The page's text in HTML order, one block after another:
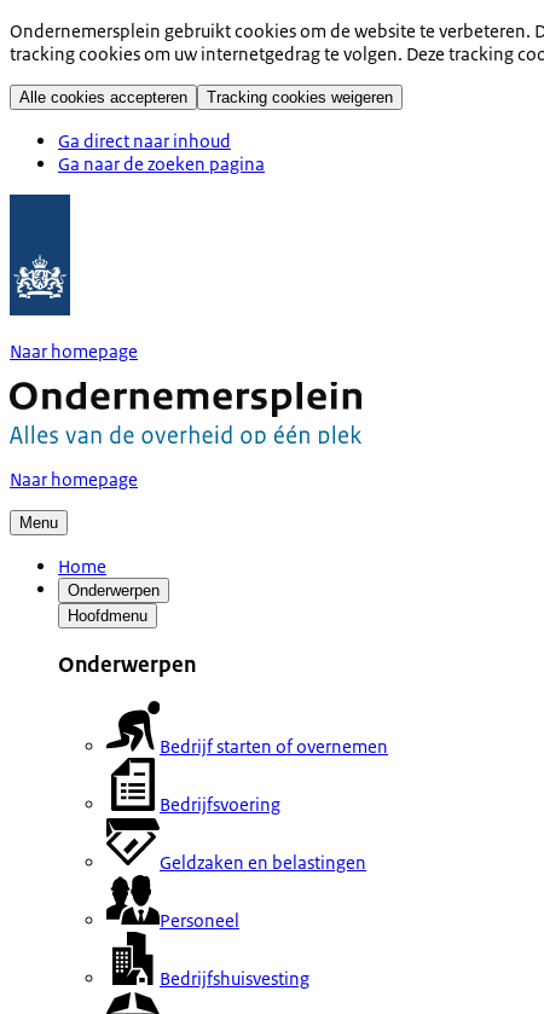
Ondernemersplein gebruikt cookies om de website te verbeteren.
tracking cookies om uw internetgedrag te volgen. Deze tracking
Alle cookies accepteren Tracking cookies weigeren
Ga direct naar inhoud
Ga naar de zoeken pagina
Naar homepage
Naar homepage
Menu
Home
Onderwerpen
Hoofdmenu
Onderwerpen
Bedrijf starten of overnemen
Bedrijfsvoering
Geldzaken en belastingen
Personeel
Bedrijfshuisvesting